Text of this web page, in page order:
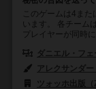
このゲームは4ま
います。 各チーム
プレイヤーが同時
ダニエル・フ
アレクサンダ
ツォッホ出版（